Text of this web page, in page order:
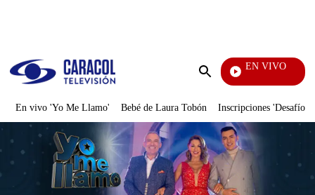
Enviar
EN VIVO
Sábados Felices
En vivo 'Yo Me Llamo' Bebé de Laura Tobón Inscripciones 'Desafío'